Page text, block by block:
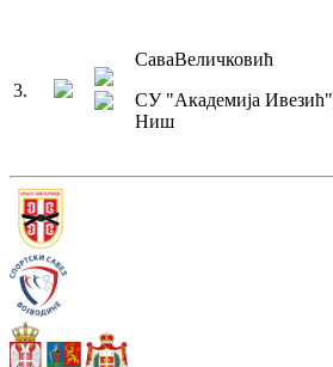
3.
СаваВеличковић
СУ "Академија Ивезић"
Ниш